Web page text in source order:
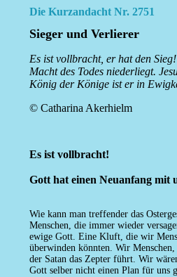
Die Kurzandacht Nr. 2751
Sieger und Verlierer
Es ist vollbracht, er hat den
Macht des Todes niederliegt.
König der Könige ist er in
© Catharina Akerhielm
Es ist vollbracht!
Gott hat einen Neuanfang mit
Wie kann man treffender das
Menschen, die immer wieder
ewige Gott. Eine Kluft, die wir
überwinden könnten. Wir
der Satan das Zepter führt. Wir
Gott selber nicht einen Plan für uns